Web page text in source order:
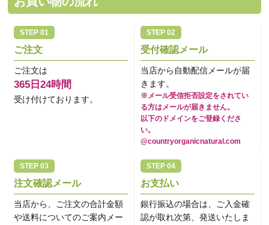
ご注文
ご注文は
365日24時間
受け付けております。
受付確認メール
当店から自動配信メールが届
きます。
※メール受信拒否設定をされてい
る方はメールが届きません。
以下のドメインをご登録くださ
い。
@countryorganicnatural.com
注文確認メール
当店から、ご注文の合計金額
や送料についてのご案内メー
お支払い
銀行振込の場合は、ご入金確
認が取れ次第、発送いたしま